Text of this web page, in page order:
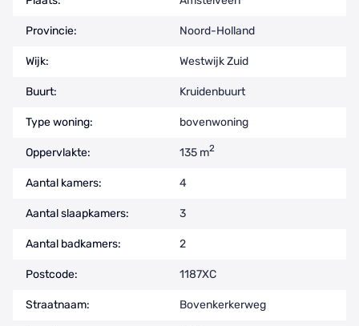
Provincie: Noord-Holland
Wijk: Westwijk Zuid
Buurt: Kruidenbuurt
Type woning: bovenwoning
Oppervlakte: 135 m2
Aantal kamers: 4
Aantal slaapkamers: 3
Aantal badkamers: 2
Postcode: 1187XC
Straatnaam: Bovenkerkerweg